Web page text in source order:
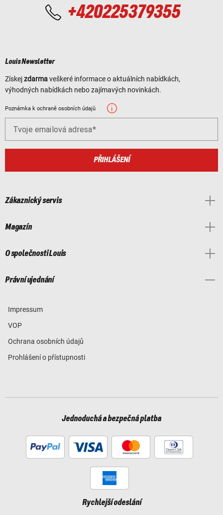
+420225379355
Louis Newsletter
Získejzdarmaveškeré informace o aktuálních nabídkách,
výhodných nabídkách nebo zajímavých novinkách.
Poznámka k ochraně osobních údajů
Tvoje emailová adresa
PŘIHLÁŠENÍ
Zákaznický servis
Magazín
O společnosti Louis
Právní ujednání
Impressum
VOP
Ochrana osobních údajů
Prohlášení o přístupnosti
Jednoduchá a bezpečná platba
Rychlejší odeslání